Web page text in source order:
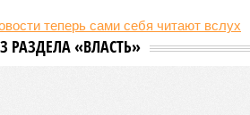
РАЗДЕЛА «ВЛАСТЬ»